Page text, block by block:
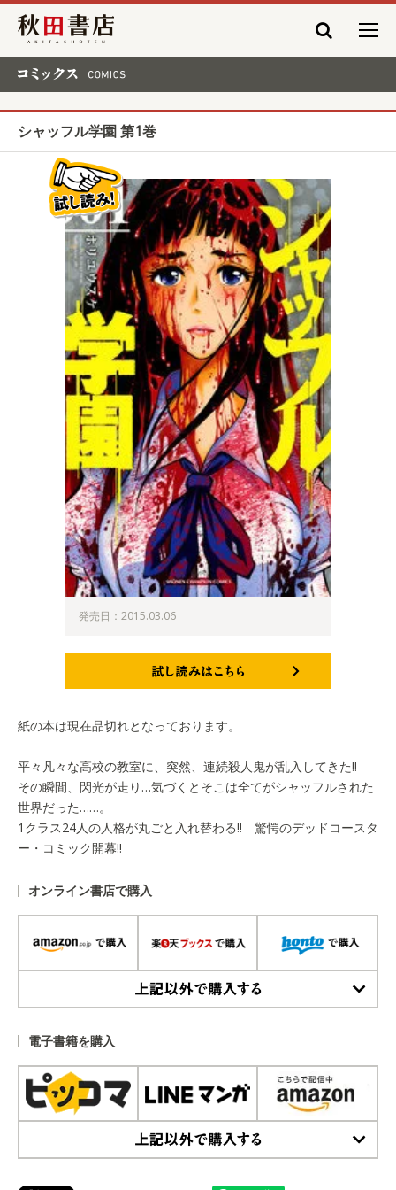
秋田書店
シャッフル学園 第1巻
発売日：2015.03.06
紙の本は現在品切れとなっております。
平々凡々な高校の教室に、突然、連続殺人鬼が乱入してきた!!
その瞬間、閃光が走り…気づくとそこは全てがシャッフルされた
世界だった……。
1クラス24人の人格が丸ごと入れ替わる!! 驚愕のデッドコースタ
ー・コミック開幕!!
オンライン書店で購入
電子書籍を購入